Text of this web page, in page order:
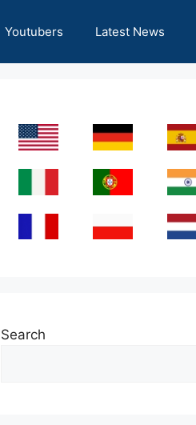
Youtubers Latest News
Search